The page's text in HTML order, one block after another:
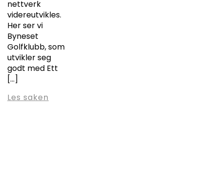
nettverk
videreutvikles.
Her ser vi
Byneset
Golfklubb, som
utvikler seg
godt med Ett
[…]
Les saken